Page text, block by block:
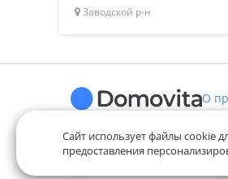
Заводской р-н
О
Сайт использует файлы cookie
предоставления